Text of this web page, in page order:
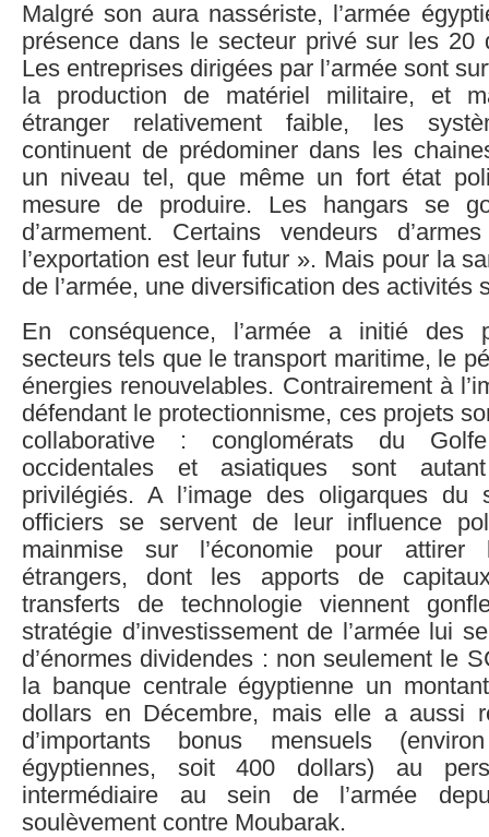
Malgré son aura nassériste, l’armée
présence dans le secteur privé sur les 20
Les entreprises dirigées par l’armée sont
la production de matériel militaire, et
étranger relativement faible, les
continuent de prédominer dans les
un niveau tel, que même un fort état
mesure de produire. Les hangars se
d’armement. Certains vendeurs
l’exportation est leur futur ». Mais pour la
de l’armée, une diversification des activités
En conséquence, l’armée a initié des
secteurs tels que le transport maritime, le
énergies renouvelables. Contrairement à
défendant le protectionnisme, ces projets
collaborative : conglomérats du
occidentales et asiatiques sont
privilégiés. A l’image des oligarques du
officiers se servent de leur influence
mainmise sur l’économie pour attirer
étrangers, dont les apports de
transferts de technologie viennent
stratégie d’investissement de l’armée lui
d’énormes dividendes : non seulement le
la banque centrale égyptienne un
dollars en Décembre, mais elle a aussi
d’importants bonus mensuels
égyptiennes, soit 400 dollars) au
intermédiaire au sein de l’armée
soulèvement contre Moubarak.